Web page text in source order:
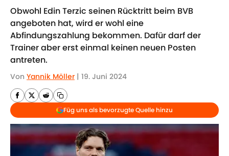
Obwohl Edin Terzic seinen Rücktritt beim BVB
angeboten hat, wird er wohl eine
Abfindungszahlung bekommen. Dafür darf der
Trainer aber erst einmal keinen neuen Posten
antreten.
Von Yannik Möller | 19. Juni 2024
Füg uns als bevorzugte Quelle hinzu